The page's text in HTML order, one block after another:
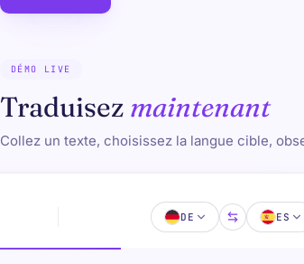
DÉMO LIVE
Traduisez maintenant
Collez un texte, choisissez la langue cible,
DE ES